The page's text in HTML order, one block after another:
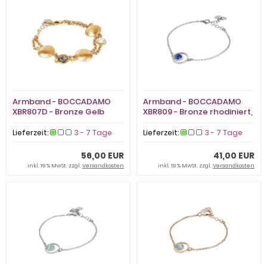
Armband - BOCCADAMO
XBR807D - Bronze Gelb
Lieferzeit: 3 - 7 Tage
56,00 EUR
inkl. 19 % MwSt. zzgl.Versandkosten
Armband - BOCCADAMO
XBR809 - Bronze rhodiniert,
Lieferzeit: 3 - 7 Tage
41,00 EUR
inkl. 19 % MwSt. zzgl.Versandkosten